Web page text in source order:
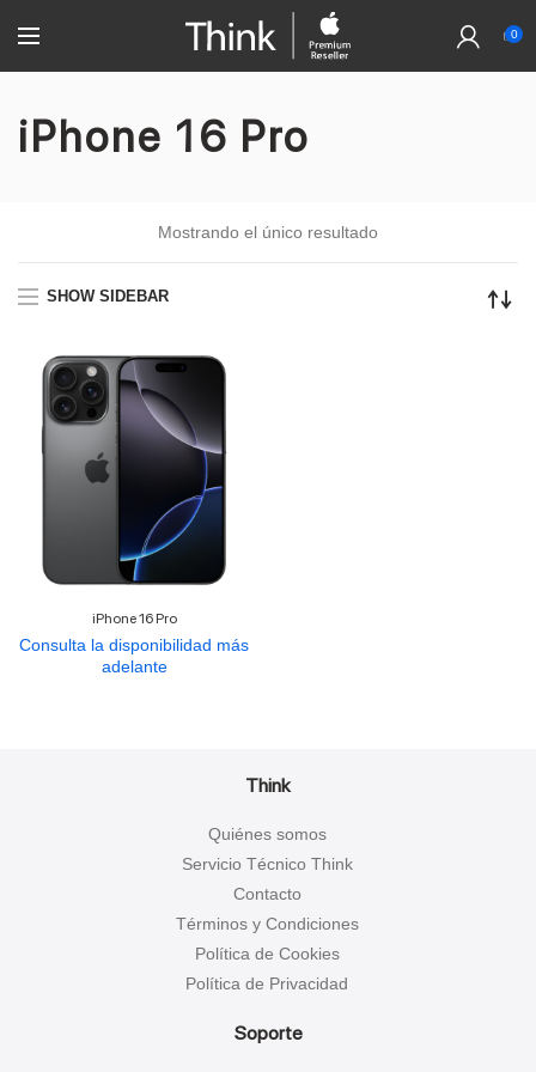
0
iPhone 16 Pro
Mostrando el único resultado
SHOW SIDEBAR
iPhone 16 Pro
Consulta la disponibilidad más
adelante
Think
Quiénes somos
Servicio Técnico Think
Contacto
Términos y Condiciones
Política de Cookies
Política de Privacidad
Soporte